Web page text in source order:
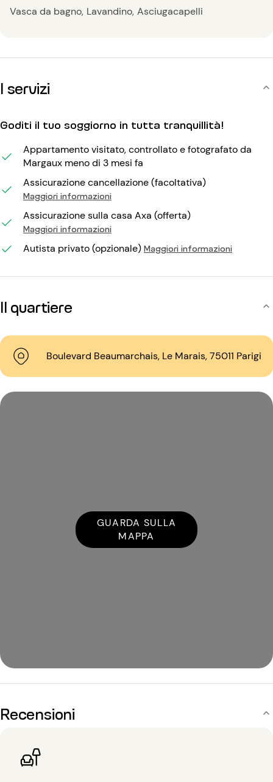
Vasca da bagno Lavandino Asciugacapelli
I servizi
Goditi il tuo soggiorno in tutta tranquillità!
Appartamento visitato, controllato e fotografato da
Margaux meno di 3 mesi fa
Assicurazione cancellazione (facoltativa)
Maggiori informazioni
Assicurazione sulla casa Axa (offerta)
Maggiori informazioni
Autista privato (opzionale) Maggiori informazioni
Il quartiere
Boulevard Beaumarchais, Le Marais, 75011 Parigi
GUARDA SULLA
MAPPA
Recensioni